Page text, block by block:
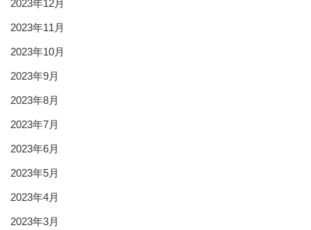
2023年12月
2023年11月
2023年10月
2023年9月
2023年8月
2023年7月
2023年6月
2023年5月
2023年4月
2023年3月